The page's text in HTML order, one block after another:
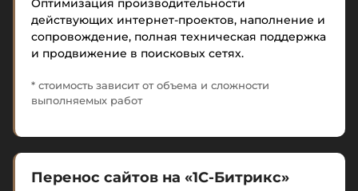
Оптимизация производительности
действующих интернет-проектов, наполнение и
сопровождение, полная техническая поддержка
и продвижение в поисковых сетях.
* стоимость зависит от объема и сложности
выполняемых работ
Перенос сайтов на «1С-Битрикс»